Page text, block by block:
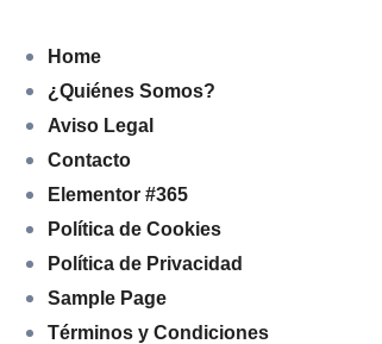
Home
¿Quiénes Somos?
Aviso Legal
Contacto
Elementor #365
Política de Cookies
Política de Privacidad
Sample Page
Términos y Condiciones